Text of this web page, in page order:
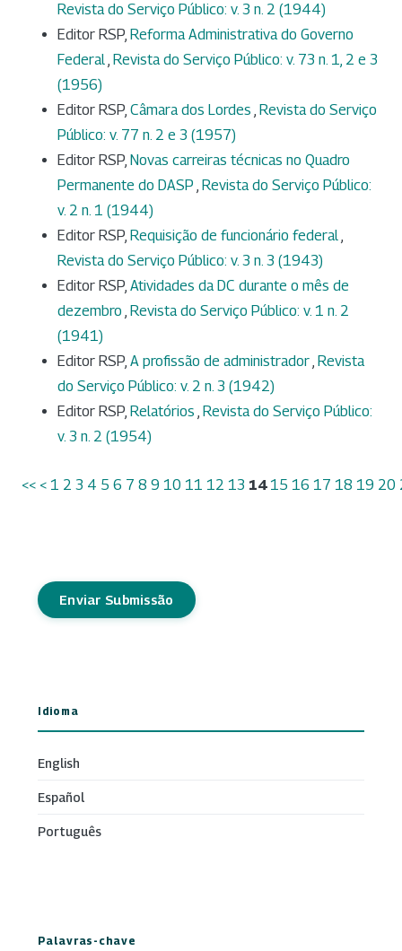
Revista do Serviço Público: v. 3 n. 2 (1944)
Editor RSP, Reforma Administrativa do Governo
Federal, Revista do Serviço Público: v. 73 n. 1, 2 e 3
(1956)
Editor RSP, Câmara dos Lordes , Revista do Serviço
Público: v. 77 n. 2 e 3 (1957)
Editor RSP, Novas carreiras técnicas no Quadro
Permanente do DASP , Revista do Serviço Público:
v. 2 n. 1 (1944)
Editor RSP, Requisição de funcionário federal,
Revista do Serviço Público: v. 3 n. 3 (1943)
Editor RSP, Atividades da DC durante o mês de
dezembro , Revista do Serviço Público: v. 1 n. 2
(1941)
Editor RSP, A profissão de administrador, Revista
do Serviço Público: v. 2 n. 3 (1942)
Editor RSP, Relatórios , Revista do Serviço Público:
v. 3 n. 2 (1954)
<< < 1 2 3 4 5 6 7 8 9 10 11 12 13 14 15 16 17 18 19 20
Enviar Submissão
Idioma
English
Español
Português
Palavras-chave